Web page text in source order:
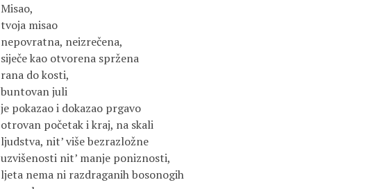
Misao,
tvoja misao
nepovratna, neizrečena,
siječe kao otvorena spržena
rana do kosti,
buntovan juli
je pokazao i dokazao prgavo
otrovan početak i kraj, na skali
ljudstva, nit’ više bezrazložne
uzvišenosti nit’ manje poniznosti,
ljeta nema ni razdraganih bosonogih